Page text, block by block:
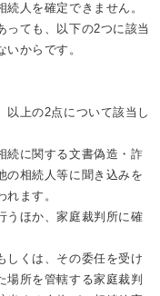
人を確定できません。
っても、以下の2つに該当
からです。
以上の2点について該当し
続に関する文書偽造・詐
の相続人等に聞き込みを
ます。
うほか、家庭裁判所に確
しくは、その委任を受け
場所を管轄する家庭裁判